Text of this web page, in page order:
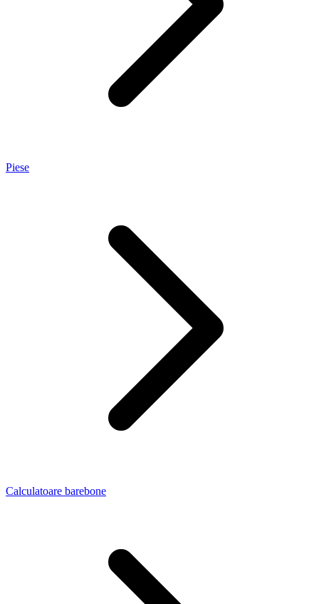
Piese
Calculatoare barebone